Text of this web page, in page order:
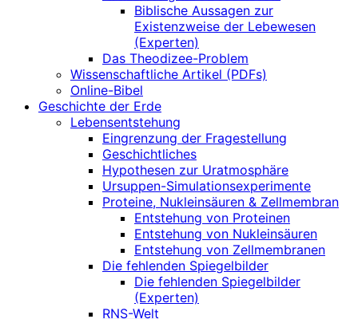
Biblische Aussagen zur
Existenzweise der Lebewesen
(Experten)
Das Theodizee-Problem
Wissenschaftliche Artikel (PDFs)
Online-Bibel
Geschichte der Erde
Lebensentstehung
Eingrenzung der Fragestellung
Geschichtliches
Hypothesen zur Uratmosphäre
Ursuppen-Simulationsexperimente
Proteine, Nukleinsäuren & Zellmembran
Entstehung von Proteinen
Entstehung von Nukleinsäuren
Entstehung von Zellmembranen
Die fehlenden Spiegelbilder
Die fehlenden Spiegelbilder
(Experten)
RNS-Welt